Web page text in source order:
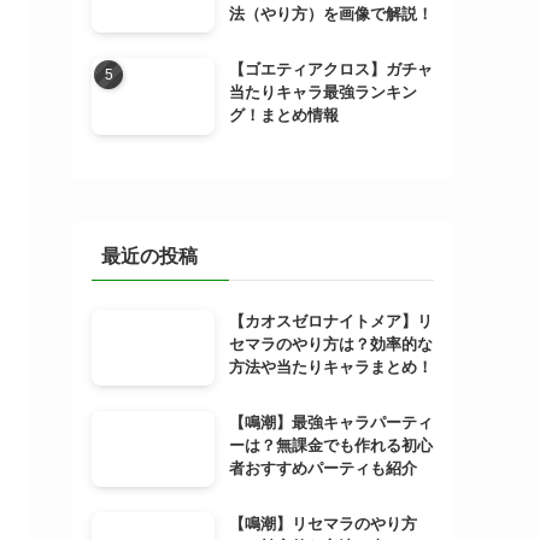
法（やり方）を画像で解説！
【ゴエティアクロス】ガチャ
当たりキャラ最強ランキン
グ！まとめ情報
最近の投稿
【カオスゼロナイトメア】リ
セマラのやり方は？効率的な
方法や当たりキャラまとめ！
【鳴潮】最強キャラパーティ
ーは？無課金でも作れる初心
者おすすめパーティも紹介
【鳴潮】リセマラのやり方